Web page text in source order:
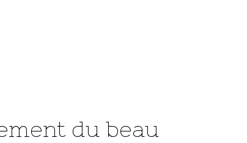
du beau